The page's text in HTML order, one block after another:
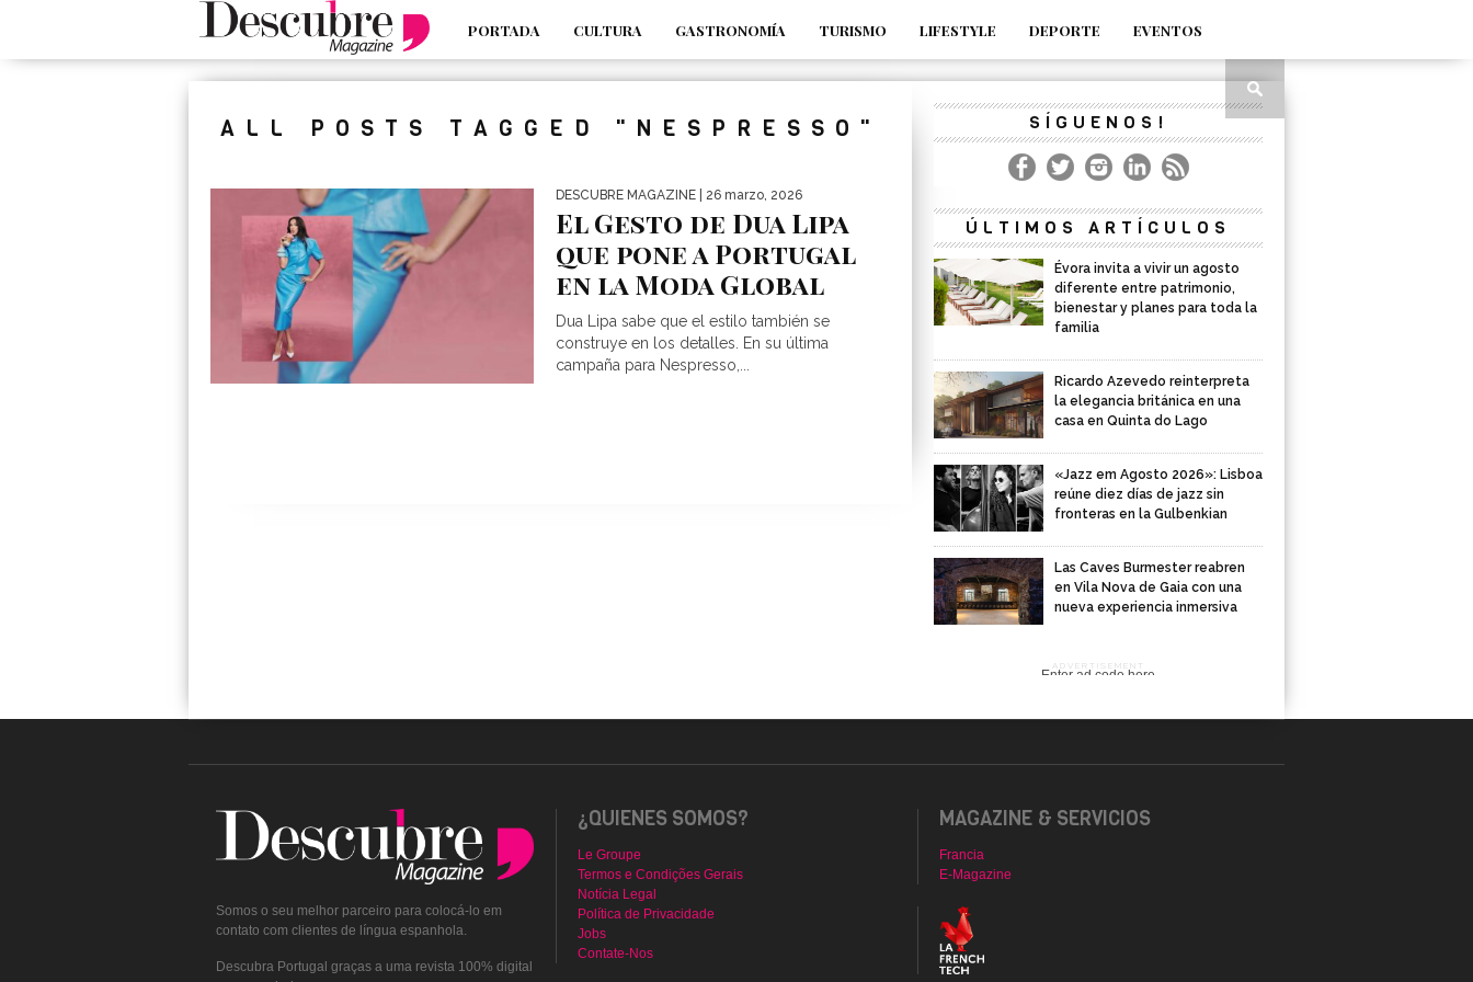
PORTADA CULTURA GASTRONOMÍA TURISMO LIFESTYLE DEPORTE
EVENTOS
google-site-verification=_UCdsju0_s7tEFgjpjNYWdThIX7oTMtHhdhYNQ_fdM4
ALL POSTS TAGGED "NESPRESSO"
DESCUBRE MAGAZINE | 26 marzo, 2026
El Gesto de Dua Lipa
que pone a Portugal
en la Moda Global
Dua Lipa sabe que el estilo también se
construye en los detalles. En su última
campaña para Nespresso,...
SÍGUENOS!
ÚLTIMOS ARTÍCULOS
Évora invita a vivir un agosto
diferente entre patrimonio,
bienestar y planes para toda la
familia
Ricardo Azevedo reinterpreta
la elegancia británica en una
casa en Quinta do Lago
«Jazz em Agosto 2026»: Lisboa
reúne diez días de jazz sin
fronteras en la Gulbenkian
Las Caves Burmester reabren
en Vila Nova de Gaia con una
nueva experiencia inmersiva
ADVERTISEMENT
Enter ad code here
Somos o seu melhor parceiro para colocá-lo em
contato com clientes de língua espanhola.
Descubra Portugal graças a uma revista 100% digital
¿QUIENES SOMOS?
Le Groupe
Termos e Condições Gerais
Notícia Legal
Política de Privacidade
Jobs
Contate-Nos
MAGAZINE & SERVICIOS
Francia
E-Magazine